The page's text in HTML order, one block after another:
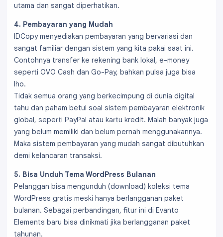
utama dan sangat diperhatikan.
4. Pembayaran yang Mudah
IDCopy menyediakan pembayaran yang bervariasi dan
sangat familiar dengan sistem yang kita pakai saat ini.
Contohnya transfer ke rekening bank lokal, e-money
seperti OVO Cash dan Go-Pay, bahkan pulsa juga bisa
lho.
Tidak semua orang yang berkecimpung di dunia digital
tahu dan paham betul soal sistem pembayaran elektronik
global, seperti PayPal atau kartu kredit. Malah banyak juga
yang belum memiliki dan belum pernah menggunakannya.
Maka sistem pembayaran yang mudah sangat dibutuhkan
demi kelancaran transaksi.
5. Bisa Unduh Tema WordPress Bulanan
Pelanggan bisa mengunduh (download) koleksi tema
WordPress gratis meski hanya berlangganan paket
bulanan. Sebagai perbandingan, fitur ini di Evanto
Elements baru bisa dinikmati jika berlangganan paket
tahunan.